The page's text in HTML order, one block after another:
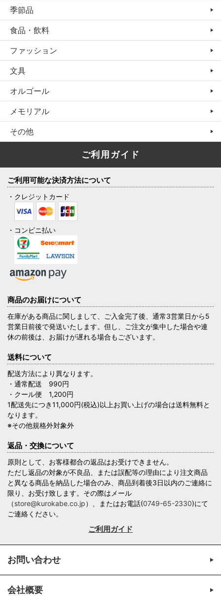
季節品
食品・飲料
ファッション
文具
オルゴール
メモリアル
その他
ご利用ガイド
ご利用可能な決済方法について
・クレジットカード
・コンビニ払い
商品のお届けについて
在庫がある商品に関しまして、ご入金完了後、通常3営業日から5
営業日前後で発送いたします。但し、ご注文が集中した場合や連
休の前後は、お届けが遅れる場合もございます。
送料について
配送方法により異なります。
・通常配送 990円
・クール便 1,200円
1配送先につき11,000円(税込)以上お買い上げの場合は送料無料と
なります。
※その他規格外対象外
返品・交換について
原則として、お客様都合の返品はお受けできません。
ただし返品の対象が不良品、または誤配等の理由により注文商品
と異なる商品を納品した場合のみ、商品到着後3日以内のご連絡に
限り、お受け致します。その際はメール
（store@kurokabe.co.jp）、またはお電話(0749-65-2330)にて
ご連絡ください。
ご利用ガイド
お問い合わせ
会社概要